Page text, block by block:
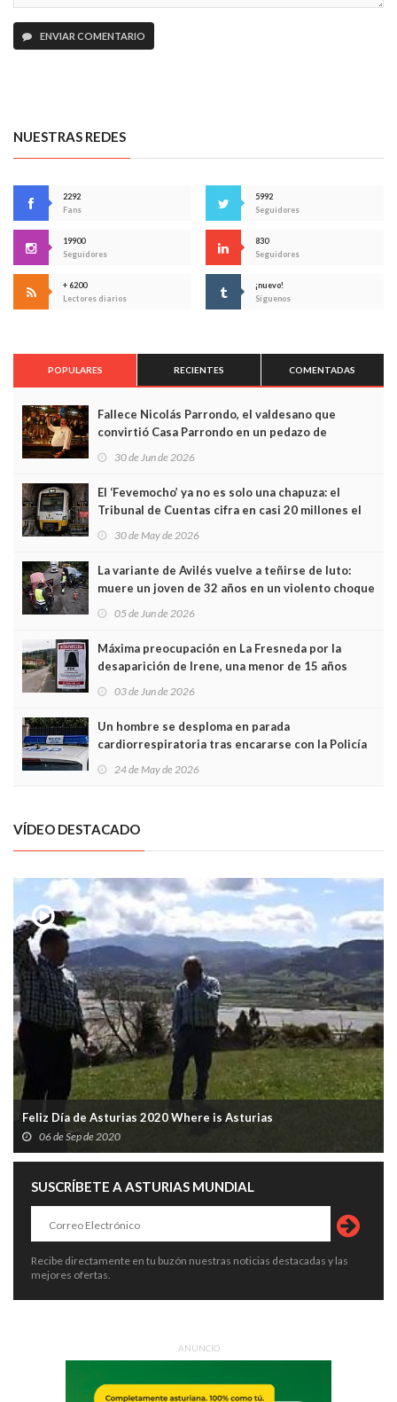
ENVIAR COMENTARIO
NUESTRAS REDES
2292
Fans
5992
Seguidores
19900
Seguidores
830
Seguidores
+ 6200
Lectores diarios
¡nuevo!
Síguenos
POPULARES RECIENTES COMENTADAS
Fallece Nicolás Parrondo, el valdesano que
convirtió Casa Parrondo en un pedazo de
Asturias en Madrid
30 de Jun de 2026
El ‘Fevemocho’ ya no es solo una chapuza: el
Tribunal de Cuentas cifra en casi 20 millones el
sobrecoste de los trenes que no cabían por los
30 de May de 2026
La variante de Avilés vuelve a teñirse de luto:
muere un joven de 32 años en un violento choque
frontal
05 de Jun de 2026
Máxima preocupación en La Fresneda por la
desaparición de Irene, una menor de 15 años
03 de Jun de 2026
Un hombre se desploma en parada
cardiorrespiratoria tras encararse con la Policía
Local en Luanco
24 de May de 2026
VÍDEO DESTACADO
Feliz Día de Asturias 2020 Where is Asturias
06 de Sep de 2020
SUSCRÍBETE A ASTURIAS MUNDIAL
Recibe directamente en tu buzón nuestras noticias destacadas y las
mejores ofertas.
ANUNCIO